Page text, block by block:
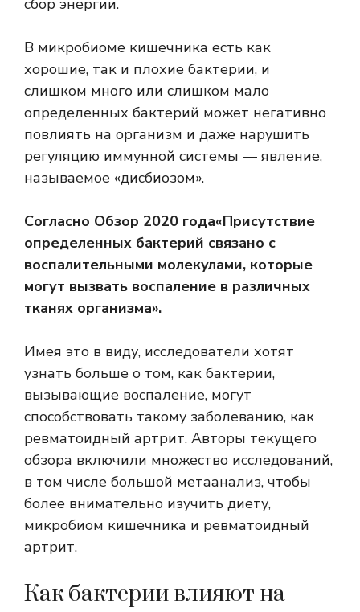
сбор энергии.
В микробиоме кишечника есть как
хорошие, так и плохие бактерии, и
слишком много или слишком мало
определенных бактерий может негативно
повлиять на организм и даже нарушить
регуляцию иммунной системы — явление,
называемое «дисбиозом».
Согласно Обзор 2020 года«Присутствие
определенных бактерий связано с
воспалительными молекулами, которые
могут вызвать воспаление в различных
тканях организма».
Имея это в виду, исследователи хотят
узнать больше о том, как бактерии,
вызывающие воспаление, могут
способствовать такому заболеванию, как
ревматоидный артрит. Авторы текущего
обзора включили множество исследований,
в том числе большой метаанализ, чтобы
более внимательно изучить диету,
микробиом кишечника и ревматоидный
артрит.
Как бактерии влияют на